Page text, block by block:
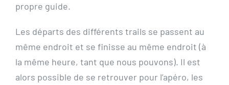
propre guide.
Les départs des différents trails se passent au
même endroit et se finisse au même endroit (à
la même heure, tant que nous pouvons). Il est
alors possible de se retrouver pour l’apéro, les